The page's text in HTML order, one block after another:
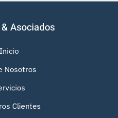
Asociados
Inicio
Nosotros
Clientes